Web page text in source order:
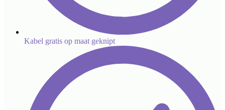
Kabel gratis op maat geknipt